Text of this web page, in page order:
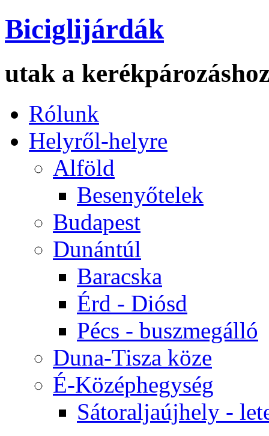
Biciglijárdák
utak a
Rólunk
Helyről-helyre
Alföld
Besenyőtelek
Budapest
Dunántúl
Baracska
Érd - Diósd
Pécs - buszmegálló
Duna-Tisza köze
É-Középhegység
Sátoraljaújhely -